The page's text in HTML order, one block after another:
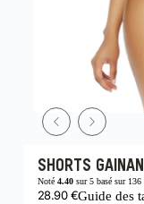
SHORTS
Noté 4.40sur 5 basé sur 136
28.90€Guide des